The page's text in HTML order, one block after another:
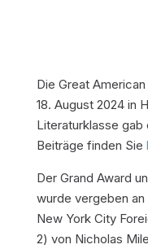
Die Great
18. August 2024 in
Literaturklasse
Beiträge finden Sie
Der Grand Award
wurde vergeben an
New York City
2) von Nicholas